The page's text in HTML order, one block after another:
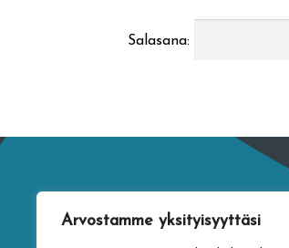
Arvostamme yksityisyyttäsi
Salasana: